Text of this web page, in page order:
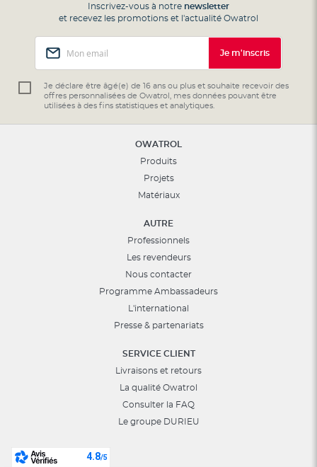
Inscrivez-vous à notre newsletter
et recevez les promotions et l'actualité Owatrol
notre
lettre
d’information
Je m'inscris
Je déclare être âgé(e) de 16 ans ou plus et souhaite recevoir des
offres personnalisées de Owatrol, mes données pouvant être
utilisées à des fins statistiques et analytiques.
OWATROL
Produits
Projets
Matériaux
AUTRE
Professionnels
Les revendeurs
Nous contacter
Programme Ambassadeurs
L'international
Presse & partenariats
SERVICE CLIENT
Livraisons et retours
La qualité Owatrol
Consulter la FAQ
Le groupe DURIEU